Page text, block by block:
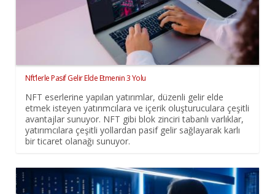
Nft’lerle Pasif Gelir Elde Etmenin 3 Yolu
NFT eserlerine yapılan yatırımlar, düzenli gelir elde
etmek isteyen yatırımcılara ve içerik oluşturuculara çeşitli
avantajlar sunuyor. NFT gibi blok zinciri tabanlı varlıklar,
yatırımcılara çeşitli yollardan pasif gelir sağlayarak karlı
bir ticaret olanağı sunuyor.